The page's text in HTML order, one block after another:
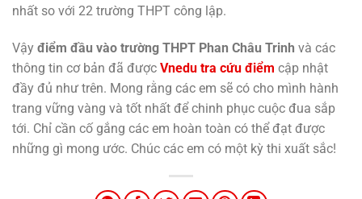
nhất so với 22 trường THPT công lập.
Vậy điểm đầu vào trường THPT Phan Châu Trinh và các
thông tin cơ bản đã được Vnedu tra cứu điểm cập nhật
đầy đủ như trên. Mong rằng các em sẽ có cho mình hành
trang vững vàng và tốt nhất để chinh phục cuộc đua sắp
tới. Chỉ cần cố gắng các em hoàn toàn có thể đạt được
những gì mong ước. Chúc các em có một kỳ thi xuất sắc!